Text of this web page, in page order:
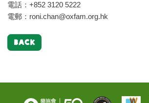
電話：+852 3120 5222
電郵： roni.chan@oxfam.org.hk
BACK